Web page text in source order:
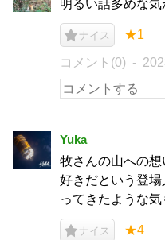
明るい話多めな気
ナイス ★1
コメント(0)
Yuka
牧さんの山への
好きだという登
ってきたような気
ナイス ★4